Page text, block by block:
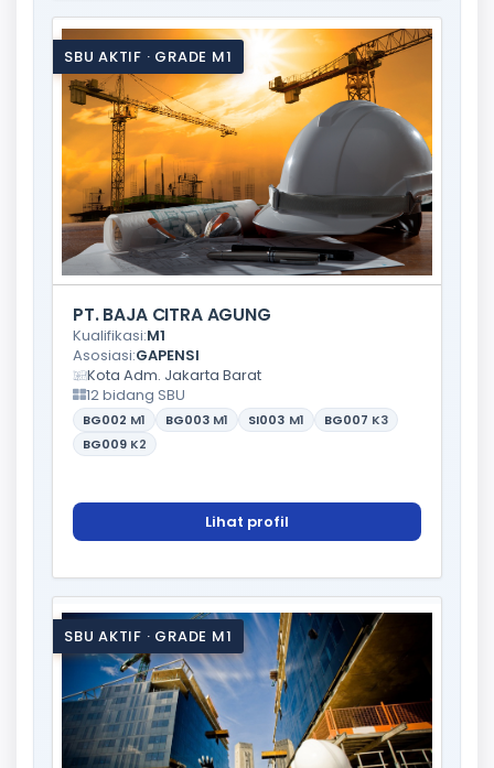
SBU AKTIF · GRADE M1
PT. BAJA CITRA AGUNG
Kualifikasi:M1
Asosiasi:GAPENSI
Kota Adm. Jakarta Barat
12 bidang SBU
BG002 M1 BG003 M1 SI003 M1 BG007 K3
BG009 K2
Lihat profil
SBU AKTIF · GRADE M1